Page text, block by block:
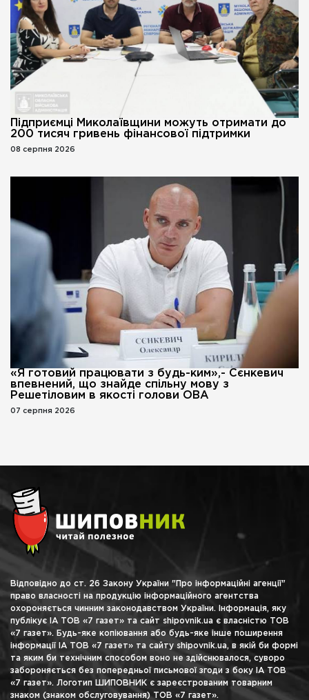
Підприємці Миколаївщини можуть отримати до
200 тисяч гривень фінансової підтримки
08 серпня 2026
«Я готовий працювати з будь-ким»,- Сєнкевич
впевнений, що знайде спільну мову з
Решетіловим в якості голови ОВА
07 серпня 2026
Відповідно до ст. 26 Закону України "Про інформаційні агенції"
право власності на продукцію інформаційного агентства
охороняється чинним законодавством України. Інформація, яку
публікує ІА ТОВ «7 газет» та сайт shipovnik.ua є власністю ТОВ
«7 газет». Будь-яке копіювання або будь-яке інше поширення
інформації ІА ТОВ «7 газет» та сайту shipovnik.ua, в якій би формі
та яким би технічним способом воно не здійснювалося, суворо
забороняється без попередньої письмової згоди з боку ІА ТОВ
«7 газет». Логотип ШИПОВНИК є зареєстрованим товарним
знаком (знаком обслуговування) ТОВ «7 газет».